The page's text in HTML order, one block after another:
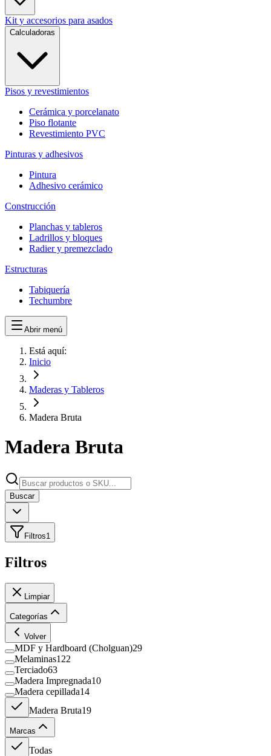
Kit y accesorios para asados
Calculadoras
Pisos y revestimientos
Cerámica y porcelanato
Piso flotante
Revestimiento PVC
Pinturas y adhesivos
Pintura
Adhesivo cerámico
Construcción
Planchas y tableros
Ladrillos y bloques
Radier y premezclado
Estructuras
Tabiquería
Techumbre
Abrir menú
Está aquí:
Inicio
Maderas y Tableros
Madera Bruta
Madera Bruta
Buscar
Filtros1
Filtros
Limpiar
Categorías
Volver
MDF y Hardboard (Cholguan)29
Melaminas122
Terciado63
Madera Impregnada10
Madera cepillada14
Madera Bruta19
Marcas
Todas